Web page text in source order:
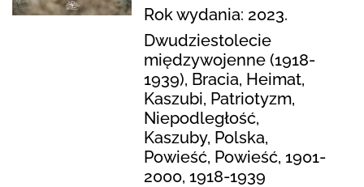
Rok wydania: 2023.
Dwudziestolecie
międzywojenne (1918-
1939), Bracia, Heimat,
Kaszubi, Patriotyzm,
Niepodległość,
Kaszuby, Polska,
Powieść, Powieść, 1901-
2000, 1918-1939